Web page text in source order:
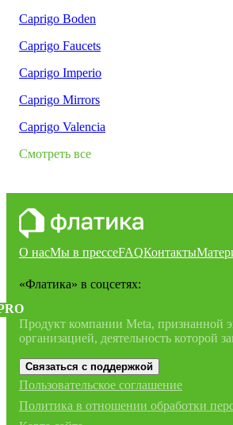
Caprigo Boden
Caprigo Faucets
Caprigo Imperio
Caprigo Mirrors
Caprigo Valencia
Смотреть все
О насМы в прессеFAQКонтакты
«Флатика» в соцсетях:
Продукт компании Meta, признанной
организацией, деятельность которой
Связаться с поддержкой
Пользовательское соглашение
Политика в отношении обработки